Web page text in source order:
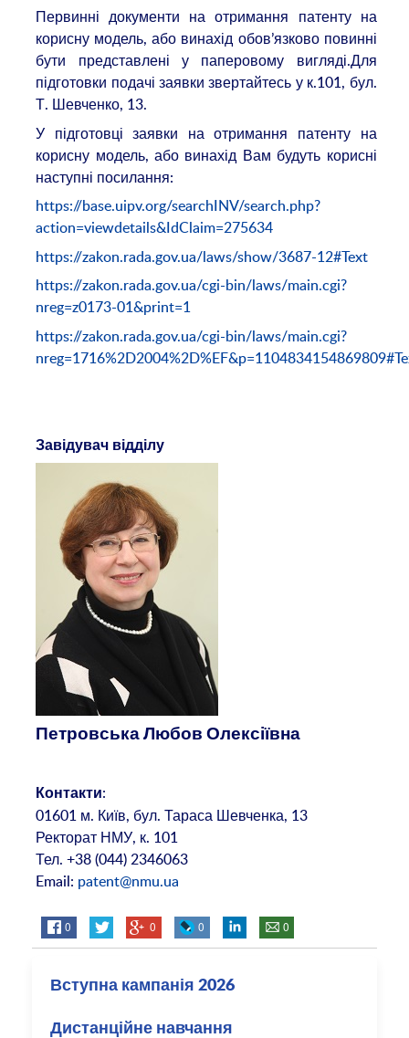
Первинні документи на отримання патенту на
корисну модель, або винахід обов’язково повинні
бути представлені у паперовому вигляді.Для
підготовки подачі заявки звертайтесь у к.101, бул.
Т. Шевченко, 13.
У підготовці заявки на отримання патенту на
корисну модель, або винахід Вам будуть корисні
наступні посилання:
https://base.uipv.org/searchINV/search.php?
action=viewdetails&IdClaim=275634
https://zakon.rada.gov.ua/laws/show/3687-12#Text
https://zakon.rada.gov.ua/cgi-bin/laws/main.cgi?
nreg=z0173-01&print=1
https://zakon.rada.gov.ua/cgi-bin/laws/main.cgi?
Завідувач відділу
Петровська Любов Олексіївна
Контакти:
01601 м. Київ, бул. Тараса Шевченка, 13
Ректорат НМУ, к. 101
Тел. +38 (044) 2346063
Email: patent@nmu.ua
0 0 0 0
Вступна кампанія 2026
Дистанційне навчання